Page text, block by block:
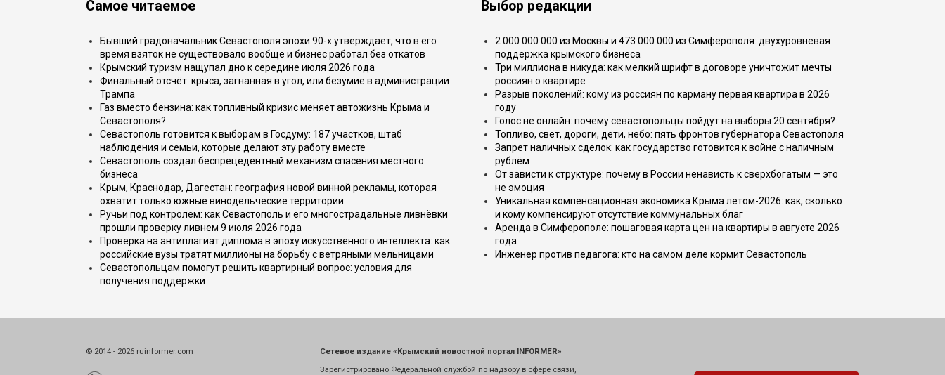
Самое читаемое
Бывший градоначальник Севастополя эпохи 90-х утверждает, что в его
время взяток не существовало вообще и бизнес работал без откатов
Крымский туризм нащупал дно к середине июля 2026 года
Финальный отсчёт: крыса, загнанная в угол, или безумие в администрации
Трампа
Газ вместо бензина: как топливный кризис меняет автожизнь Крыма и
Севастополя?
Севастополь готовится к выборам в Госдуму: 187 участков, штаб
наблюдения и семьи, которые делают эту работу вместе
Севастополь создал беспрецедентный механизм спасения местного
бизнеса
Крым, Краснодар, Дагестан: география новой винной рекламы, которая
охватит только южные винодельческие территории
Ручьи под контролем: как Севастополь и его многострадальные ливнёвки
прошли проверку ливнем 9 июля 2026 года
Проверка на антиплагиат диплома в эпоху искусственного интеллекта: как
российские вузы тратят миллионы на борьбу с ветряными мельницами
Севастопольцам помогут решить квартирный вопрос: условия для
получения поддержки
Выбор редакции
2 000 000 000 из Москвы и 473 000 000 из Симферополя: двухуровневая
поддержка крымского бизнеса
Три миллиона в никуда: как мелкий шрифт в договоре уничтожит мечты
россиян о квартире
Разрыв поколений: кому из россиян по карману первая квартира в 2026
году
Голос не онлайн: почему севастопольцы пойдут на выборы 20 сентября?
Топливо, свет, дороги, дети, небо: пять фронтов губернатора Севастополя
Запрет наличных сделок: как государство готовится к войне с наличным
рублём
От зависти к структуре: почему в России ненависть к сверхбогатым — это
не эмоция
Уникальная компенсационная экономика Крыма летом-2026: как, сколько
и кому компенсируют отсутствие коммунальных благ
Аренда в Симферополе: пошаговая карта цен на квартиры в августе 2026
года
Инженер против педагога: кто на самом деле кормит Севастополь
© 2014 - 2026 ruinformer.com Сетевое издание «Крымский новостной портал INFORMER»
Зарегистрировано Федеральной службой по надзору в сфере связи,